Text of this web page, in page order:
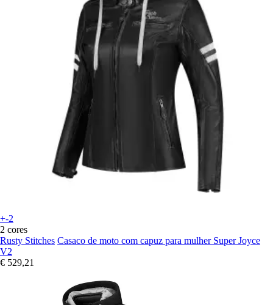
+-2
2 cores
Rusty Stitches Casaco de moto com capuz para mulher Super Joyce
V2
€ 529,21